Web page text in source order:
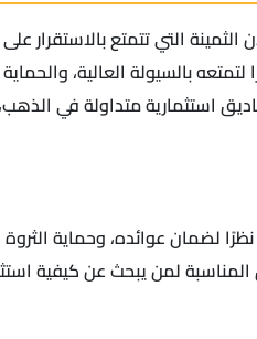
التي تتمتع بالاستقرار
بالسيولة العالية،
متداولة في
لضمان عوائده، وحماية
لمن يبحث عن كيفية